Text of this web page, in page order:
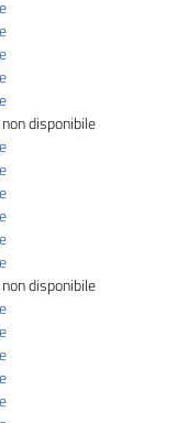
disponibile
disponibile